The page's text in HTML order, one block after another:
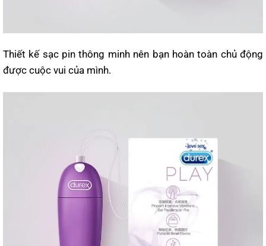
Thiết kế sạc pin thông minh nên bạn hoàn toàn chủ động
được cuộc vui của mình.